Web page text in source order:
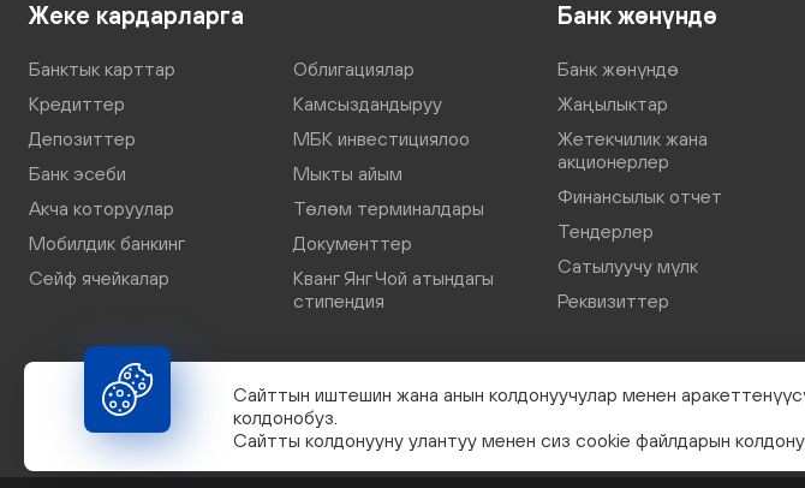
Сайттын иштешин жана анын колдонуучулар менен
колдонобуз.
Сайтты колдонууну улантуу менен сиз cookie файлдарын
Жеке кардарларга
Банктык карттар
Кредиттер
Депозиттер
Банк эсеби
Акча которуулар
Мобилдик банкинг
Сейф ячейкалар
Облигациялар
Камсыздандыруу
МБК инвестициялоо
Мыкты айым
Төлөм терминалдары
Документтер
Кванг Янг Чой атындагы
стипендия
Банк жөнүндө
Банк жөнүндө
Жаңылыктар
Жетекчилик жана
акционерлер
Финансылык отчет
Тендерлер
Сатылуучу мүлк
Реквизиттер